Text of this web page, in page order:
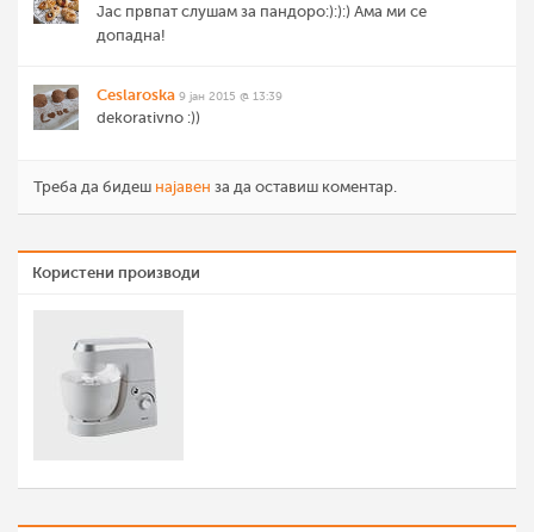
Јас првпат слушам за пандоро:):):) Ама ми се
допадна!
Ceslaroska 9 јан 2015 @ 13:39
dekorativno :))
Треба да бидеш најавен за да оставиш коментар.
Користени производи